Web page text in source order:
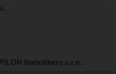
Nanofibers s.r.o.